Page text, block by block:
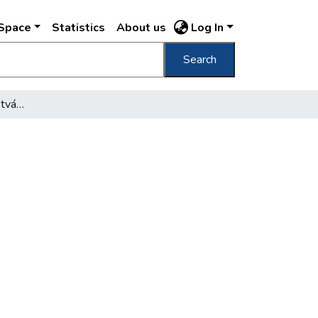
Statistics About us Log In
Search
[Fákat ültetnek Erzsébetvárosban]